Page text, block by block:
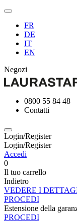
FR
DE
IT
EN
Negozi
0800 55 84 48
Contatti
Login/Register
Login/Register
Accedi
0
Il tuo carrello
Indietro
VEDERE I
PROCEDI
Estensione della
PROCEDI